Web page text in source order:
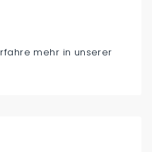
mehr in unserer